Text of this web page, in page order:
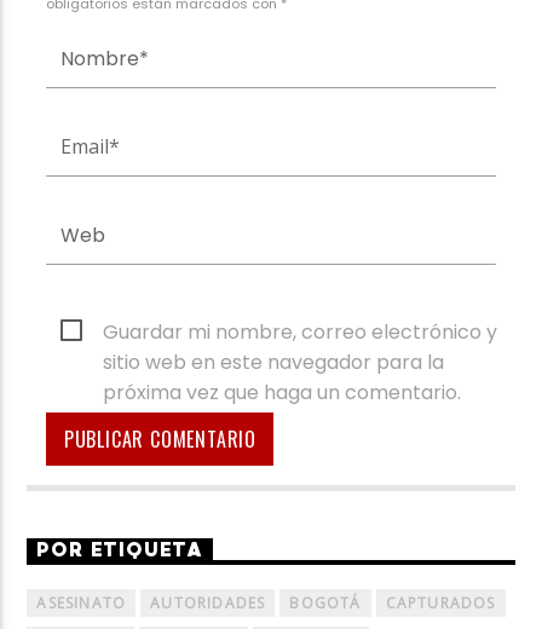
Guardar mi nombre, correo electrónico y
sitio web en este navegador para la
próxima vez que haga un comentario.
POR ETIQUETA
ASESINATO AUTORIDADES BOGOTÁ
CAPTURADOS